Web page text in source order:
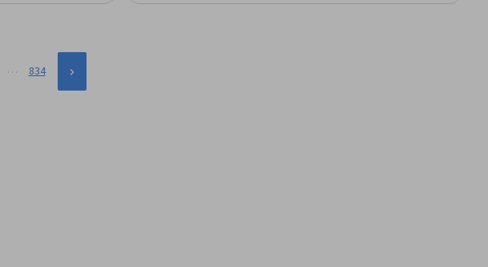
… 834